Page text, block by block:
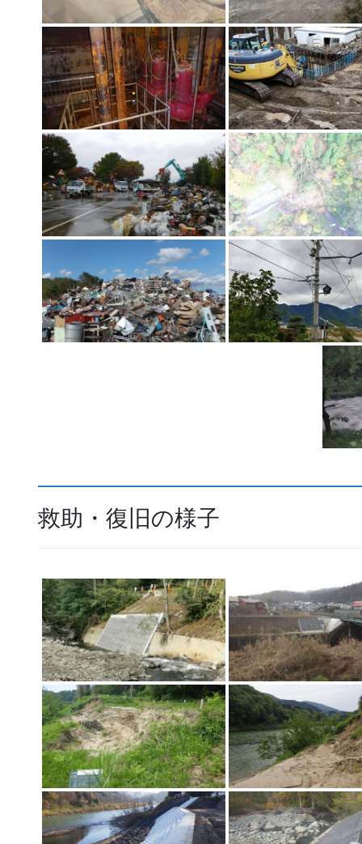
救助・復旧の様子